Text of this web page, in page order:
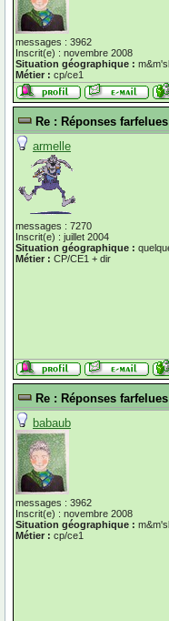
messages : 3962
Inscrit(e) : novembre 2008
Situation géographique :
Métier : cp/ce1
Re : Réponses
armelle
messages : 7270
Inscrit(e) : juillet 2004
Situation géographique :
Métier : CP/CE1 + dir
Re : Réponses
babaub
messages : 3962
Inscrit(e) : novembre 2008
Situation géographique :
Métier : cp/ce1